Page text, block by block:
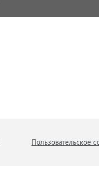
Пользовательское